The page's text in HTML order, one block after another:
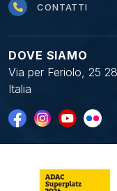
CONTATTI
DOVE SIAMO
Via per Feriolo, 25
Italia